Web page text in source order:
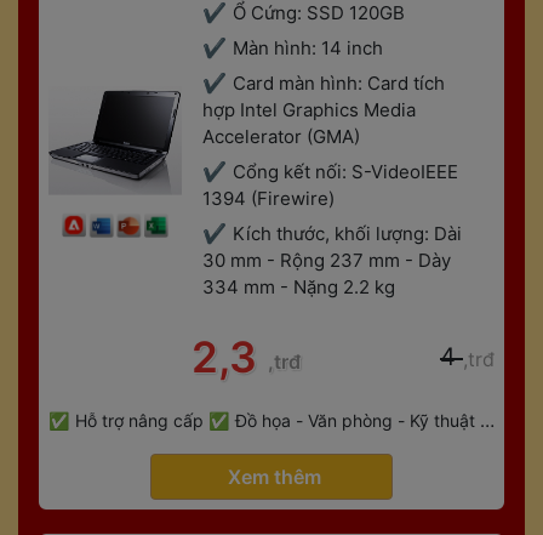
Ổ Cứng: SSD 120GB
Màn hình: 14 inch
Card màn hình: Card tích
hợp Intel Graphics Media
Accelerator (GMA)
Cổng kết nối: S-VideoIEEE
1394 (Firewire)
Kích thước, khối lượng: Dài
30 mm - Rộng 237 mm - Dày
334 mm - Nặng 2.2 kg
2,3 ,trđ 4 ,trđ
Hỗ trợ nâng cấp
Đồ họa - Văn phòng - Kỹ thuật -
Xem thêm